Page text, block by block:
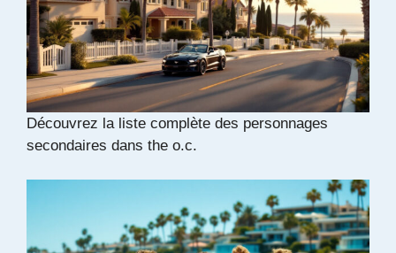
Découvrez la liste complète des personnages
secondaires dans the o.c.